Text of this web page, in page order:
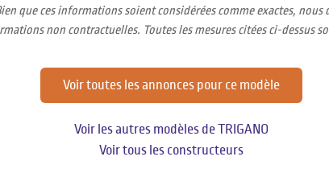
que ces informations soient considérées comme exactes,
non contractuelles. Toutes les mesures citées ci-dessus
Voir toutes les annonces pour ce modèle
Voir les autres modèles de TRIGANO
Voir tous les constructeurs